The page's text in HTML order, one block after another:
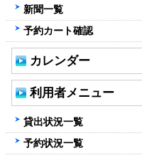
新聞一覧
予約カート確認
カレンダー
利用者メニュー
貸出状況一覧
予約状況一覧